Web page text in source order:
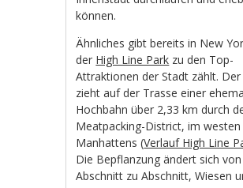
können.
Ähnliches gibt bereits in New
der High Line Park zu den Top-
Attraktionen der Stadt zählt. Der
zieht auf der Trasse einer
Hochbahn über 2,33 km durch
Meatpacking-District, im westen
Manhattens (Verlauf High Line
Die Bepflanzung ändert sich von
Abschnitt zu Abschnitt, Wiesen